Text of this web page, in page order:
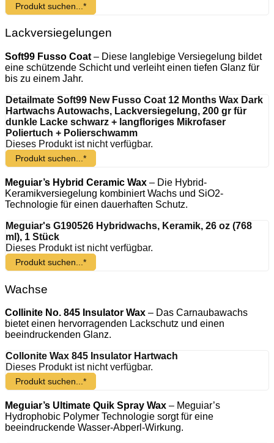
Produkt suchen...*
Lackversiegelungen
Soft99 Fusso Coat – Diese langlebige Versiegelung bildet
eine schützende Schicht und verleiht einen tiefen Glanz für
bis zu einem Jahr.
Detailmate Soft99 New Fusso Coat 12 Months Wax Dark
Hartwachs Autowachs, Lackversiegelung, 200 gr für
dunkle Lacke schwarz + langfloriges Mikrofaser
Poliertuch + Polierschwamm
Dieses Produkt ist nicht verfügbar.
Produkt suchen...*
Meguiar’s Hybrid Ceramic Wax – Die Hybrid-
Keramikversiegelung kombiniert Wachs und SiO2-
Technologie für einen dauerhaften Schutz.
Meguiar's G190526 Hybridwachs, Keramik, 26 oz (768
ml), 1 Stück
Dieses Produkt ist nicht verfügbar.
Produkt suchen...*
Wachse
Collinite No. 845 Insulator Wax – Das Carnaubawachs
bietet einen hervorragenden Lackschutz und einen
beeindruckenden Glanz.
Collonite Wax 845 Insulator Hartwach
Dieses Produkt ist nicht verfügbar.
Produkt suchen...*
Meguiar’s Ultimate Quik Spray Wax – Meguiar’s
Hydrophobic Polymer Technologie sorgt für eine
beeindruckende Wasser-Abperl-Wirkung.